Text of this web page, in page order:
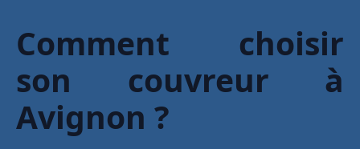
Comment choisir
son couvreur à
Avignon ?